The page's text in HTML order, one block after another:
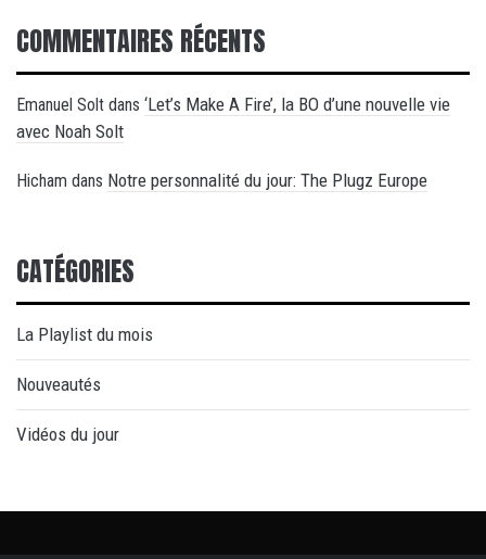
COMMENTAIRES RÉCENTS
Emanuel Solt dans ‘Let’s Make A Fire’, la BO d’une nouvelle vie
avec Noah Solt
Hicham dans Notre personnalité du jour: The Plugz Europe
CATÉGORIES
La Playlist du mois
Nouveautés
Vidéos du jour